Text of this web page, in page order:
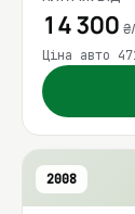
14 300
Ціна авто
2008